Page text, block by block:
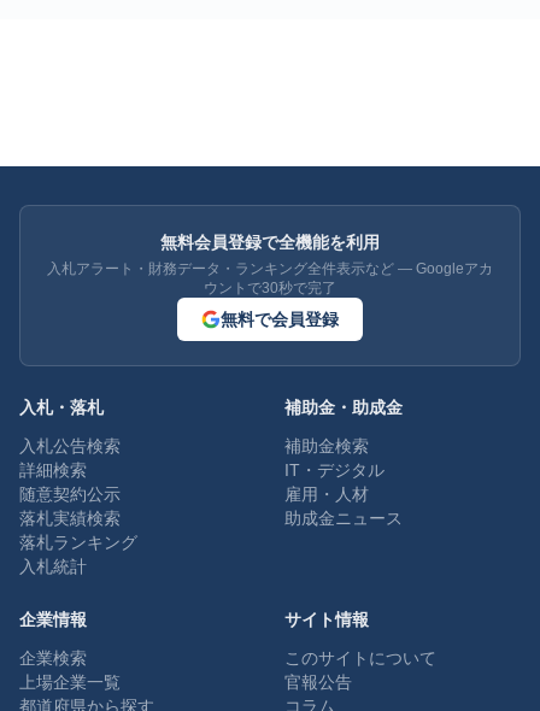
無料会員登録で全機能を利用
入札アラート・財務データ・ランキング全件表示など — Googleアカ
ウントで30秒で完了
無料で会員登録
入札・落札
入札公告検索
詳細検索
随意契約公示
落札実績検索
落札ランキング
入札統計
補助金・助成金
補助金検索
IT・デジタル
雇用・人材
助成金ニュース
企業情報
企業検索
上場企業一覧
都道府県から探す
サイト情報
このサイトについて
官報公告
コラム